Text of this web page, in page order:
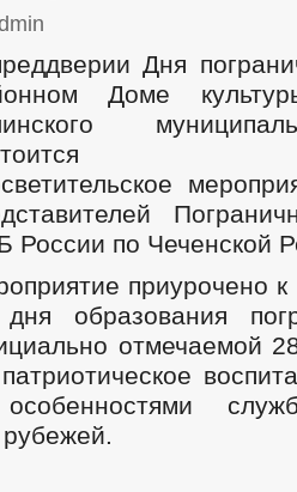
Дня
Доме
России по Чеченской
приурочено
образования
отмечаемой